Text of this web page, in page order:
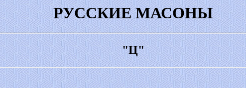
РУССКИЕ МАСОНЫ
"Ц"